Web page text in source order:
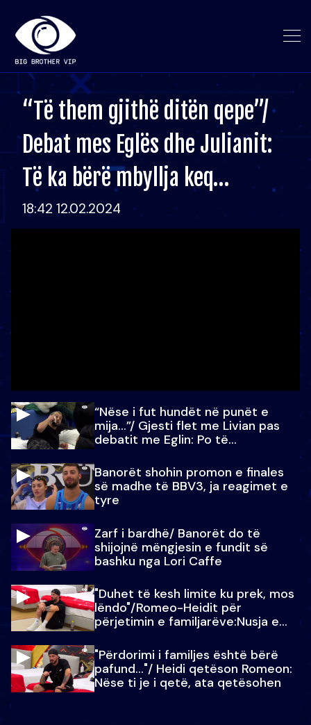
“Të them gjithë ditën qepe”/
Debat mes Eglës dhe Julianit:
Të ka bërë mbyllja keq…
18:42 12.02.2024
“Nëse i fut hundët në punët e
mija…”/ Gjesti flet me Livian pas
debatit me Eglin: Po të
Banorët shohin promon e finales
së madhe të BBV3, ja reagimet e
tyre
Zarf i bardhë/ Banorët do të
shijojnë mëngjesin e fundit së
bashku nga Lori Caffe
"Duhet të kesh limite ku prek, mos
lëndo"/Romeo-Heidit për
përjetimin e familjarëve:Nusja e
"Përdorimi i familjes është bërë
pafund…"/ Heidi qetëson Romeon:
Nëse ti je i qetë, ata qetësohen